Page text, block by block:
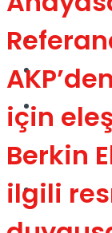
Kadınca
Dünya
Spor
Podcast
için
Berkin
ilgili